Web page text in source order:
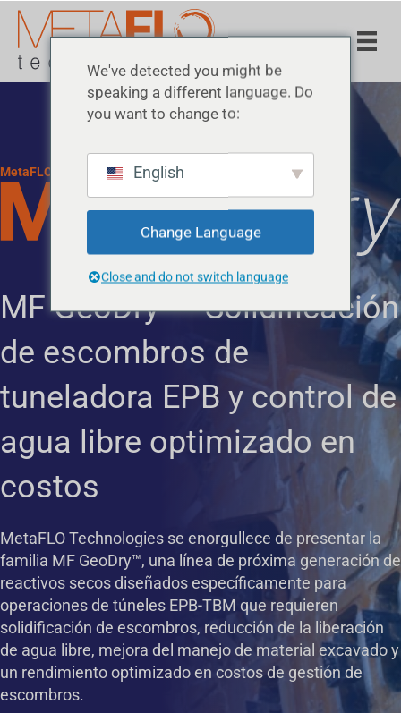
MetaFLO Technologies · Reactivos de solidificación
MF GeoDry™ - Solidificación
de escombros de
tuneladora EPB y control de
agua libre optimizado en
costos
MetaFLO Technologies se enorgullece de presentar la
familia MF GeoDry™, una línea de próxima generación de
reactivos secos diseñados específicamente para
operaciones de túneles EPB-TBM que requieren
solidificación de escombros, reducción de la liberación
de agua libre, mejora del manejo de material excavado y
un rendimiento optimizado en costos de gestión de
escombros.
We've detected you might be
speaking a different language. Do
you want to change to:
English
Change Language
Close and do not switch language